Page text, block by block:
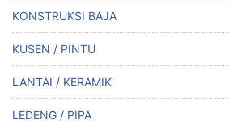
KONSTRUKSI BAJA
KUSEN / PINTU
LANTAI / KERAMIK
LEDENG / PIPA